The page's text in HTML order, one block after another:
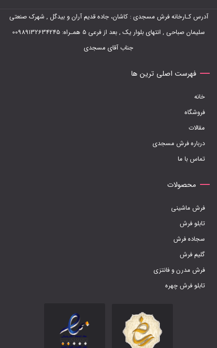
می
باشد.
است
صفحه
محصول
انتخاب
آدرس کـارخانه فرش مسجدی : کاشان، جاده قدیم آران و بیدگل , شهرک صنعتی
سلیمان صباحی , انتهای بلوار یک , بعد از فرعی 5 همـراه: 00989132634245
جناب آقای مسجدی
فهرست اصلی ترین ها
خانه
فروشگاه
مقالات
درباره فرش مسجدی
تماس با ما
محصولات
فرش ماشینی
تابلو فرش
سجاده فرش
گلیم فرش
فرش مدرن و فانتزی
تابلو فرش چهره